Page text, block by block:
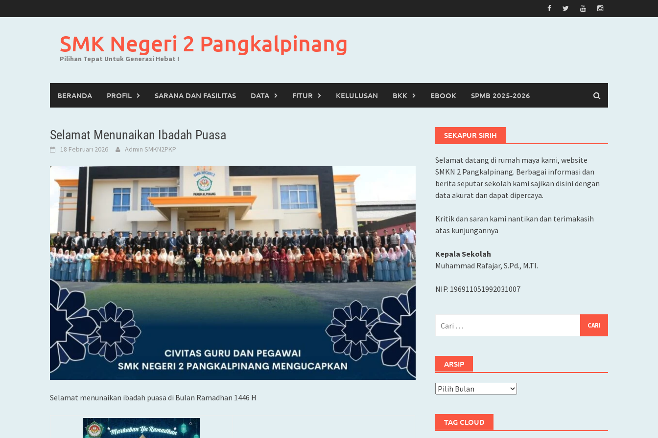
to
SMK Negeri 2 Pangkalpinang
Pilihan Tepat Untuk Generasi Hebat !
BERANDA PROFIL SARANA DAN FASILITAS DATA FITUR KELULUSAN BKK EBOOK SPMB 2025-2026
Selamat Menunaikan Ibadah Puasa
18 Februari 2026 Admin SMKN2PKP
Selamat menunaikan ibadah puasa di Bulan Ramadhan 1446 H
SEKAPUR SIRIH
Selamat datang di rumah maya kami, website
SMKN 2 Pangkalpinang. Berbagai informasi dan
berita seputar sekolah kami sajikan disini dengan
data akurat dan dapat dipercaya.
Kritik dan saran kami nantikan dan terimakasih
atas kunjungannya
Kepala Sekolah
Muhammad Rafajar, S.Pd., M.TI.
NIP. 196911051992031007
ARSIP
Arsip
TAG CLOUD